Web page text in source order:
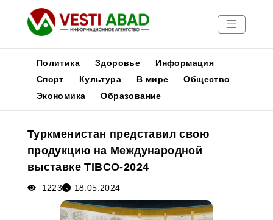
Новости
Медиа
Афиша
Политика Здоровье
Информация
Спорт
Культура В мире
Общество
Экономика
Образование
Туркменистан представил свою
продукцию на Международной
выставке TIBCO-2024
1223 18.05.2024